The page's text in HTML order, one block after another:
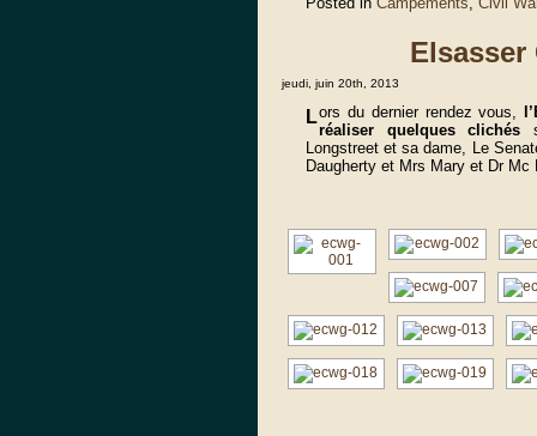
Elsasser
jeudi, juin 20th, 2013
Lors du dernier rendez vous,
réaliser quelques clichés
Longstreet et sa dame, Le
Daugherty et Mrs Mary et Dr